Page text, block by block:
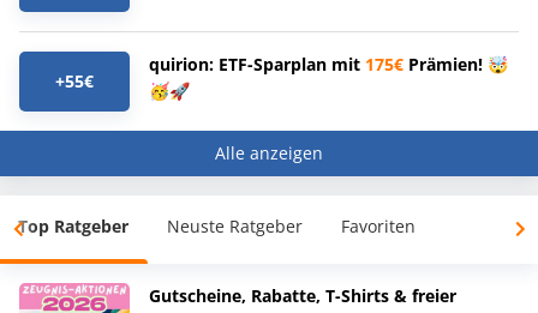
+55€
quirion: ETF-Sparplan mit 175€ Prämien! 🤯
🥳🚀
Alle anzeigen
Top Ratgeber Neuste Ratgeber Favoriten
Gutscheine, Rabatte, T-Shirts & freier